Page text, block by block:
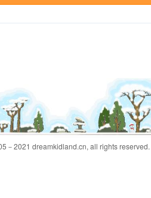
－2021 dreamkidland.cn, all rights reserved.